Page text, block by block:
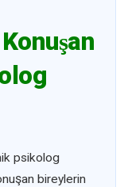
psikolog
bireylerin